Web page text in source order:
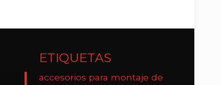
ETIQUETAS
accesorios para montaje de